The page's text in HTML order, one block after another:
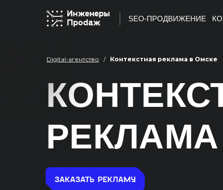
SEO-ПРОДВИЖЕНИЕ
Digital-агентство / Контекстная реклама в Омске